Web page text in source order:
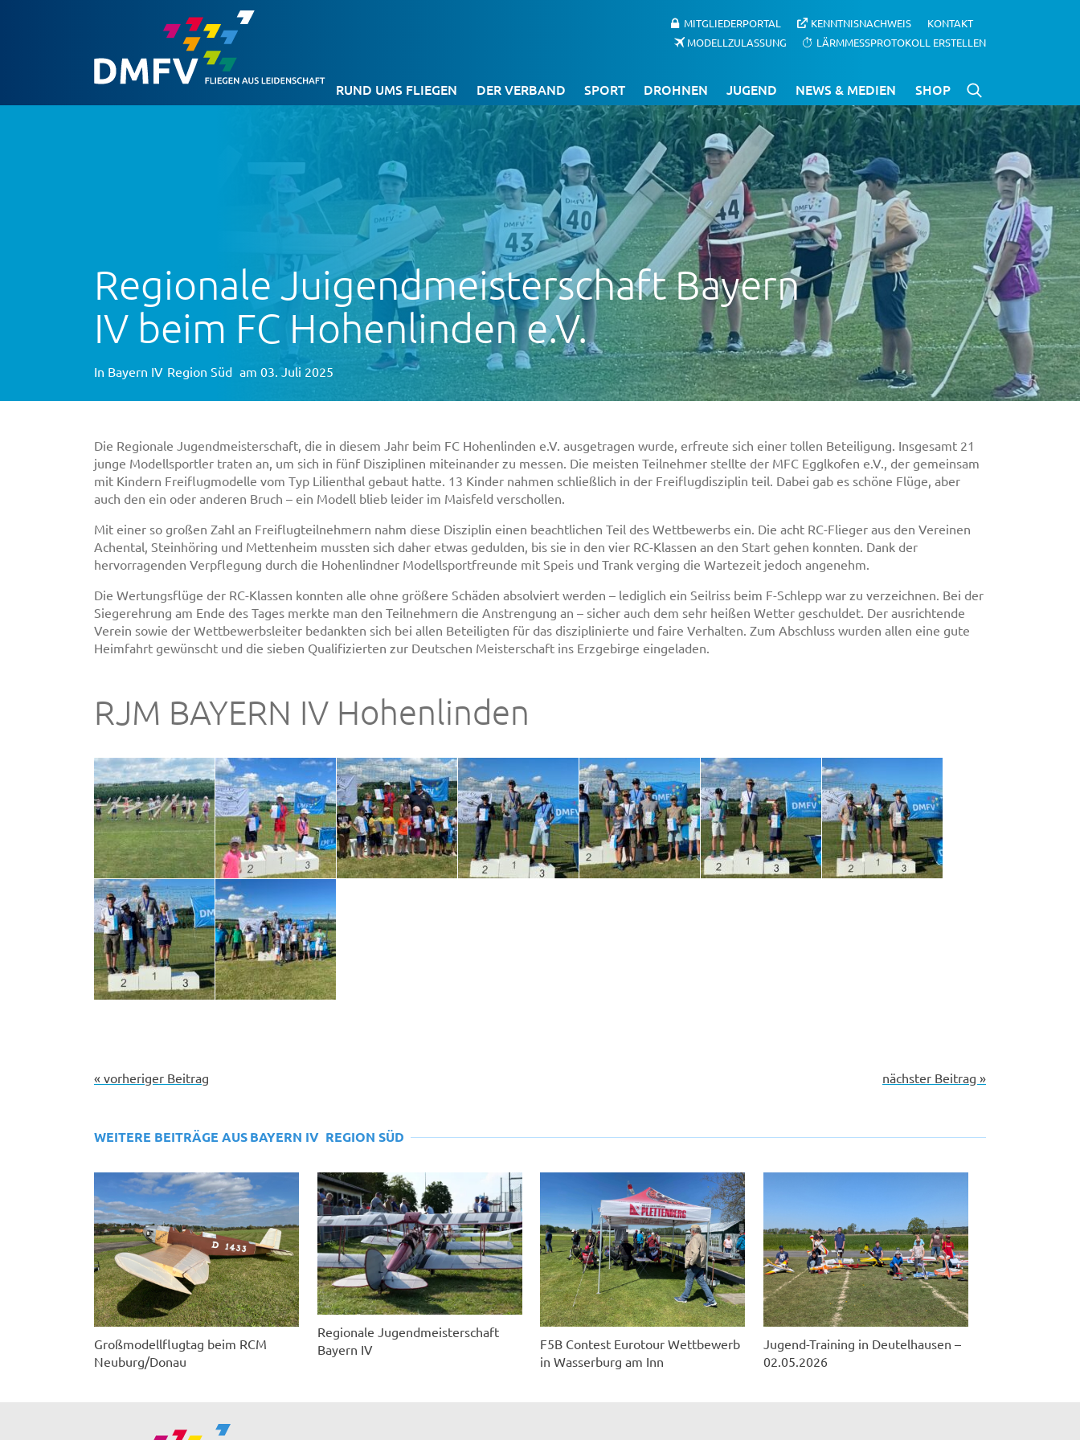
MITGLIEDERPORTAL KENNTNISNACHWEIS
KONTAKT
MODELLZULASSUNG
LÄRMMESSPROTOKOLL ERSTELLEN
RUND UMS FLIEGEN DER VERBAND SPORT DROHNEN JUGEND NEWS & MEDIEN SHOP
Regionale Juigendmeisterschaft Bayern
IV beim FC Hohenlinden e.V.
In Bayern IV Region Süd am 03. Juli 2025
Die Regionale Jugendmeisterschaft, die in diesem Jahr beim FC Hohenlinden e.V. ausgetragen wurde, erfreute sich einer tollen Beteiligung. Insgesamt 21
junge Modellsportler traten an, um sich in fünf Disziplinen miteinander zu messen. Die meisten Teilnehmer stellte der MFC Egglkofen e.V., der gemeinsam
mit Kindern Freiflugmodelle vom Typ Lilienthal gebaut hatte. 13 Kinder nahmen schließlich in der Freiflugdisziplin teil. Dabei gab es schöne Flüge, aber
auch den ein oder anderen Bruch – ein Modell blieb leider im Maisfeld verschollen.
Mit einer so großen Zahl an Freiflugteilnehmern nahm diese Disziplin einen beachtlichen Teil des Wettbewerbs ein. Die acht RC-Flieger aus den Vereinen
Achental, Steinhöring und Mettenheim mussten sich daher etwas gedulden, bis sie in den vier RC-Klassen an den Start gehen konnten. Dank der
hervorragenden Verpflegung durch die Hohenlindner Modellsportfreunde mit Speis und Trank verging die Wartezeit jedoch angenehm.
Die Wertungsflüge der RC-Klassen konnten alle ohne größere Schäden absolviert werden – lediglich ein Seilriss beim F-Schlepp war zu verzeichnen. Bei der
Siegerehrung am Ende des Tages merkte man den Teilnehmern die Anstrengung an – sicher auch dem sehr heißen Wetter geschuldet. Der ausrichtende
Verein sowie der Wettbewerbsleiter bedankten sich bei allen Beteiligten für das disziplinierte und faire Verhalten. Zum Abschluss wurden allen eine gute
Heimfahrt gewünscht und die sieben Qualifizierten zur Deutschen Meisterschaft ins Erzgebirge eingeladen.
RJM BAYERN IV Hohenlinden
« vorheriger Beitrag nächster Beitrag »
WEITERE BEITRÄGE AUSBAYERN IV REGION SÜD
Großmodellflugtag beim RCM
Neuburg/Donau
Regionale Jugendmeisterschaft
Bayern IV
F5B Contest Eurotour Wettbewerb
in Wasserburg am Inn
Jugend-Training in Deutelhausen –
02.05.2026